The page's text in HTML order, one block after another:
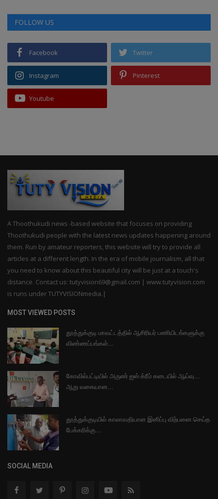
FOLLOW US
Facebook Twitter
Instagram Pinterest
Youtube
A Thoothukudi news -based website that focuses on providing
Thoothukudi people with the latest news updates happening around
them. Run by amateur reporters, this website will try to provide all
articles at a different length. In the era of mobile journalism, all that
you need to know about this beautiful city will be just at a touch's
distance. Contact us: tutyvision69@gmail.com | www.tutyvision.com
is runs under TUTYVISIONmedia.|
MOST VIEWED POSTS
தூத்துக்குடி மாவட்டத்தில் ஆசிரியர் பணியிடங்களுக்கு
விண்ணப்பங்கள்...
கோவில்பட்டியில் அருண் ஐஸ் க்ரீம் கடையில் ஆய்வு...
ஆறு வகையான...
தூத்துக்குடியில் காலாவதியான இனிப்பு விற்பனை செய்த
பேக்கரிக்கு...
SOCIAL MEDIA